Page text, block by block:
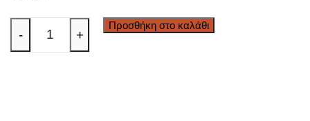
Νησιώτικο
τοπίο,
- +
Προσθήκη στο καλάθι